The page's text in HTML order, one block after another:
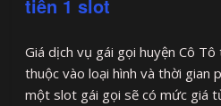
tiền 1 slot
Giá dịch vụ gái gọi huyện Cô
thuộc vào loại hình và thời gian
một slot gái gọi sẽ có mức giá